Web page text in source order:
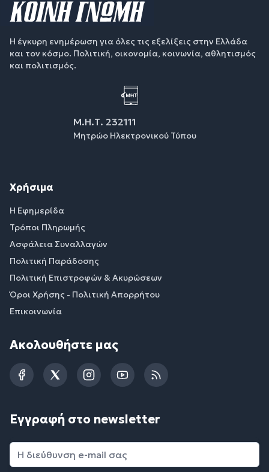
Η έγκυρη ενημέρωση για όλες τις εξελίξεις στην Ελλάδα
και τον κόσμο. Πολιτική, οικονομία, κοινωνία, αθλητισμός
και πολιτισμός.
Μ.Η.Τ. 232111
Μητρώο Ηλεκτρονικού Τύπου
Χρήσιμα
Η Εφημερίδα
Τρόποι Πληρωμής
Ασφάλεια Συναλλαγών
Πολιτική Παράδοσης
Πολιτική Επιστροφών & Ακυρώσεων
Όροι Χρήσης - Πολιτική Απορρήτου
Επικοινωνία
Ακολουθήστε μας
FacebookTwitterInstagramYouTubeRSS
Εγγραφή στο newsletter